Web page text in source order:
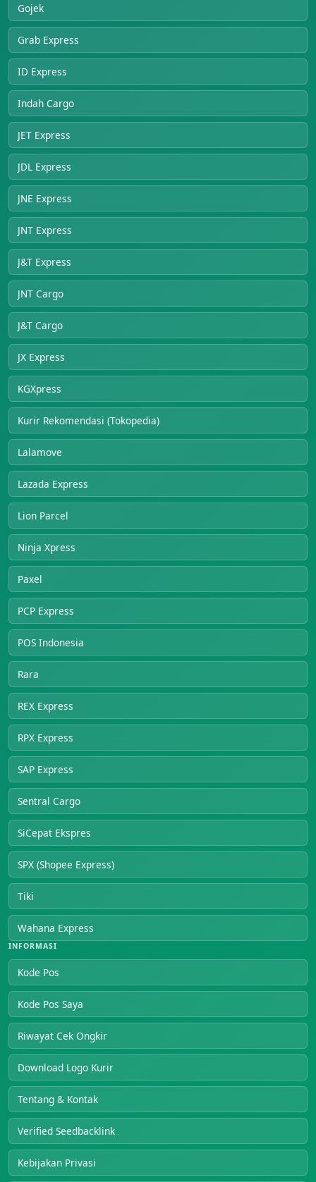
Gojek
Grab Express
ID Express
Indah Cargo
JET Express
JDL Express
JNE Express
JNT Express
J&T Express
JNT Cargo
J&T Cargo
JX Express
KGXpress
Kurir Rekomendasi (Tokopedia)
Lalamove
Lazada Express
Lion Parcel
Ninja Xpress
Paxel
PCP Express
POS Indonesia
Rara
REX Express
RPX Express
SAP Express
Sentral Cargo
SiCepat Ekspres
SPX (Shopee Express)
Tiki
Wahana Express
INFORMASI
Kode Pos
Kode Pos Saya
Riwayat Cek Ongkir
Download Logo Kurir
Tentang & Kontak
Verified Seedbacklink
Kebijakan Privasi